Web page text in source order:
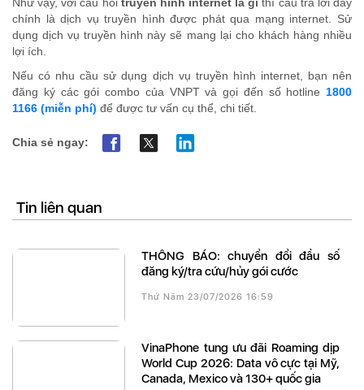
Như vậy, với câu hỏi truyền hình internet là gìthì câu trả lời đây
chính là dịch vụ truyền hình được phát qua mạng internet. Sử
dụng dịch vụ truyền hình này sẽ mang lại cho khách hàng nhiều
lợi ích.
Nếu có nhu cầu sử dụng dịch vụ truyền hình internet, bạn nên
đăng ký các gói combo của VNPT và gọi đến số hotline 1800
1166 (miễn phí) để được tư vấn cụ thể, chi tiết.
Chia sẻ ngay:
Tin liên quan
THÔNG BÁO: chuyển đổi đầu số
đăng ký/tra cứu/hủy gói cước
Thứ Năm 23/07/2026 16:59
VinaPhone tung ưu đãi Roaming dịp
World Cup 2026: Data vô cực tại Mỹ,
Canada, Mexico và 130+ quốc gia